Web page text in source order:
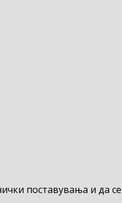
поставувања и да се